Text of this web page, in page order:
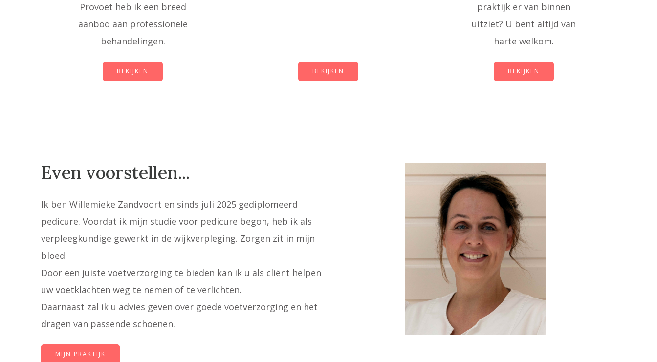
Provoet heb ik een breed
aanbod aan professionele
behandelingen.
BEKIJKEN BEKIJKEN
praktijk er van binnen
uitziet? U bent altijd van
harte welkom.
BEKIJKEN
Even voorstellen...
Ik ben Willemieke Zandvoort en sinds juli 2025 gediplomeerd
pedicure. Voordat ik mijn studie voor pedicure begon, heb ik als
verpleegkundige gewerkt in de wijkverpleging. Zorgen zit in mijn
bloed.
Door een juiste voetverzorging te bieden kan ik u als cliënt helpen
uw voetklachten weg te nemen of te verlichten.
Daarnaast zal ik u advies geven over goede voetverzorging en het
dragen van passende schoenen.
MIJN PRAKTIJK